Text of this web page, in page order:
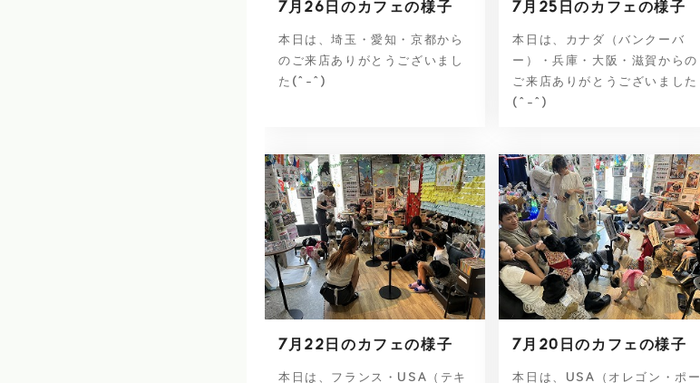
7月26日のカフェの様子
本日は、埼玉・愛知・京都から
のご来店ありがとうございまし
た(^-^)
7月25日のカフェの様子
本日は、カナダ（バンクーバ
ー）・兵庫・大阪・滋賀からの
ご来店ありがとうございました
(^-^)
7月22日のカフェの様子
本日は、フランス・USA（テキ
7月20日のカフェの様子
本日は、USA（オレゴン・ポー